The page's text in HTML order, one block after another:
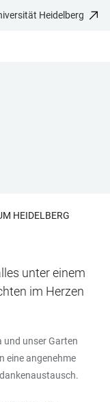
Heidelberg
HEIDELBERG
unter einem
im Herzen
und unser Garten
eine angenehme